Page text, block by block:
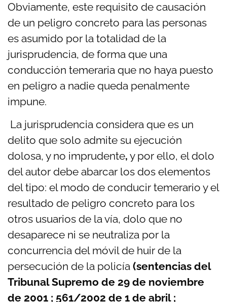
Obviamente, este requisito de causación
de un peligro concreto para las personas
es asumido por la totalidad de la
jurisprudencia, de forma que una
conducción temeraria que no haya puesto
en peligro a nadie queda penalmente
impune.
La jurisprudencia considera que es un
delito que solo admite su ejecución
dolosa, y no imprudente, y por ello, el dolo
del autor debe abarcar los dos elementos
del tipo: el modo de conducir temerario y el
resultado de peligro concreto para los
otros usuarios de la vía, dolo que no
desaparece ni se neutraliza por la
concurrencia del móvil de huir de la
persecución de la policía (sentencias del
Tribunal Supremo de 29 de noviembre
de 2001 ; 561/2002 de 1 de abril ;